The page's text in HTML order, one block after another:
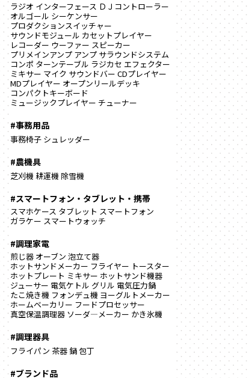
ラジオ インターフェース ＤＪコントローラー
オルゴール シーケンサー
プロダクションスイッチャー
サウンドモジュール カセットプレイヤー
レコーダー ウーファー スピーカー
プリメインアンプ アンプ サラウンドシステム
コンポ ターンテーブル ラジカセ エフェクター
ミキサー マイク サウンドバー CDプレイヤー
MDプレイヤー オープンリールデッキ
コンパクトキーボード
ミュージックプレイヤー チューナー
#事務用品
事務椅子 シュレッダー
#農機具
芝刈機耕運機 除雪機
#スマートフォン・タブレット・携帯
スマホケース タブレット スマートフォン
ガラケー スマートウォッチ
#調理家電
煎じ器 オーブン 泡立て器
ホットサンドメーカー フライヤー トースター
ホットプレート ミキサー ホットサンド機器
ジューサー 電気ケトル グリル 電気圧力鍋
たこ焼き機 フォンデュ機 ヨーグルトメーカー
ホームベーカリー フードプロセッサー
真空保温調理器 ソーダ―メーカー かき氷機
#調理器具
フライパン 茶器鍋包丁
#ブランド品